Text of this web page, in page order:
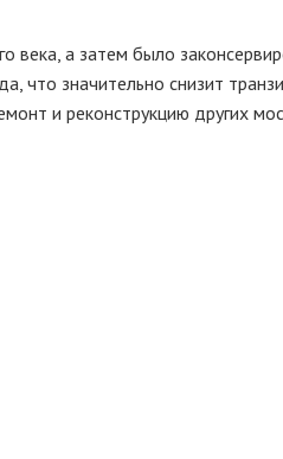
века, а затем было
что значительно снизит
и реконструкцию других